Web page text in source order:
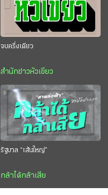
จบครึ่งเดียว
สำนักข่าวหัวเขียว
รัฐบาล “เส้นใหญ่”
กล้าได้กล้าเสีย